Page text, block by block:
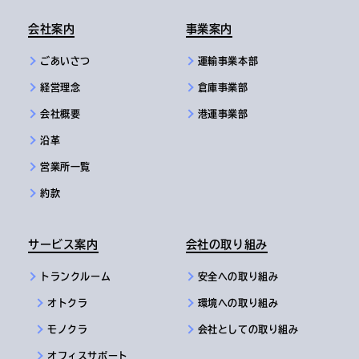
会社案内
ごあいさつ
経営理念
会社概要
沿革
営業所一覧
約款
事業案内
運輸事業本部
倉庫事業部
港運事業部
サービス案内
トランクルーム
オトクラ
モノクラ
オフィスサポート
会社の取り組み
安全への取り組み
環境への取り組み
会社としての取り組み